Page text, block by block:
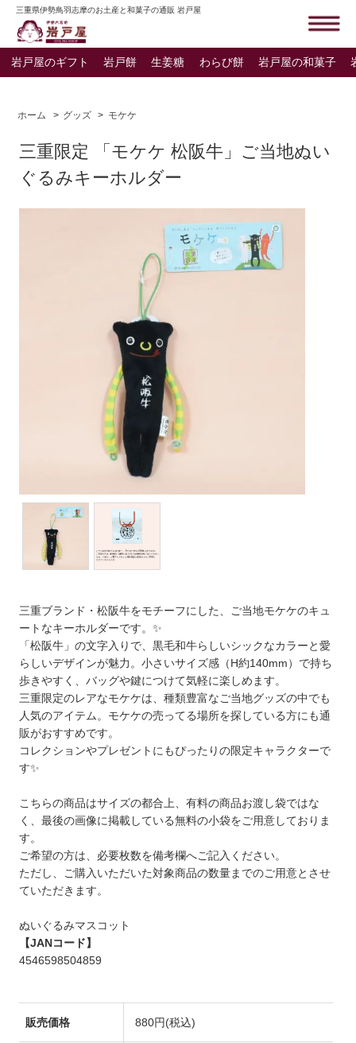
三重県伊勢鳥羽志摩のお土産と和菓子の通販 岩戸屋
岩戸屋のギフト 岩戸餅 生姜糖 わらび餅 岩戸屋の和菓子
ホーム > グッズ > モケケ
三重限定 「モケケ 松阪牛」ご当地ぬい
ぐるみキーホルダー
三重ブランド・松阪牛をモチーフにした、ご当地モケケのキュ
ートなキーホルダーです。✨
「松阪牛」の文字入りで、黒毛和牛らしいシックなカラーと愛
らしいデザインが魅力。小さいサイズ感（H約140mm）で持ち
歩きやすく、バッグや鍵につけて気軽に楽しめます。
三重限定のレアなモケケは、種類豊富なご当地グッズの中でも
人気のアイテム。モケケの売ってる場所を探している方にも通
販がおすすめです。
コレクションやプレゼントにもぴったりの限定キャラクターで
す✨
こちらの商品はサイズの都合上、有料の商品お渡し袋ではな
く、最後の画像に掲載している無料の小袋をご用意しておりま
す。
ご希望の方は、必要枚数を備考欄へご記入ください。
ただし、ご購入いただいた対象商品の数量までのご用意とさせ
ていただきます。
ぬいぐるみマスコット
【JANコード】
4546598504859
販売価格 880円(税込)